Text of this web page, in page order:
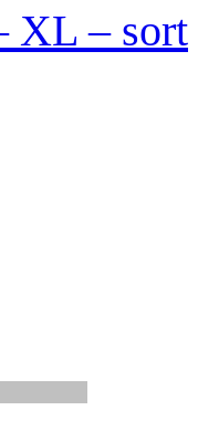
XL – sort